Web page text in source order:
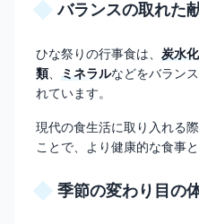
バランスの取れた
ひな祭りの行事食は、 炭水
類
ミネラルなどをバラン
れています。
現代の食生活に取り入れる
ことで、より健康的な食事と
季節の変わり目の